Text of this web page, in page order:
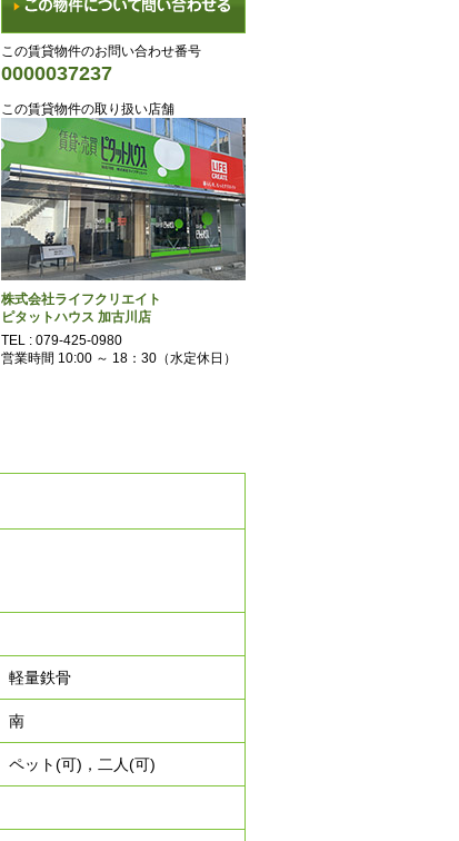
この賃貸物件のお問い合わせ番号
0000037237
この賃貸物件の取り扱い店舗
株式会社ライフクリエイト
ピタットハウス 加古川店
TEL : 079-425-0980
営業時間 10:00 ～ 18：30（水定休日）
軽量鉄骨
南
ペット(可)，二人(可)